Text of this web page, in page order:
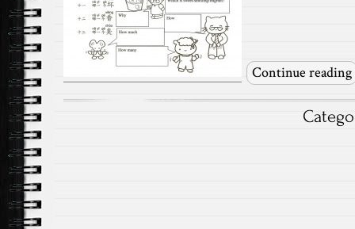
Continue reading